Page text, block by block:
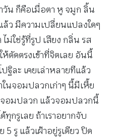
วัน ก็คือเมื่อตา หู จมูก ลิ้น
ล้ว มีความเปลี่ยนแปลงใดๆ
ม่ใช่รู้ที่รูป เสียง กลิ่น รส
ตัดตรงเข้าที่จิตเลย อันนี้
ฐิละ เคยเล่าหลายทีแล้ว
ในจอมปลวกเก่าๆ นี้มีเหี้ย
จอมปลวก แล้วจอมปลวกนี้
ทุกรูเลย ถ้าเราอยากจับ
5 รู แล้วเฝ้าอยู่รูเดียว ปิด